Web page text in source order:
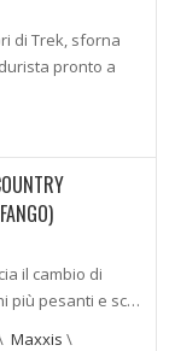
di Trek, sforna
pronto a
il cambio di
più pesanti e sc…
Maxxis \